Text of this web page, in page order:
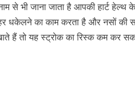
से भी जाना जाता है आपकी हार्ट
धकेलने का काम करता है और नसों की
हैं तो यह स्ट्रोक का रिस्क कम कर